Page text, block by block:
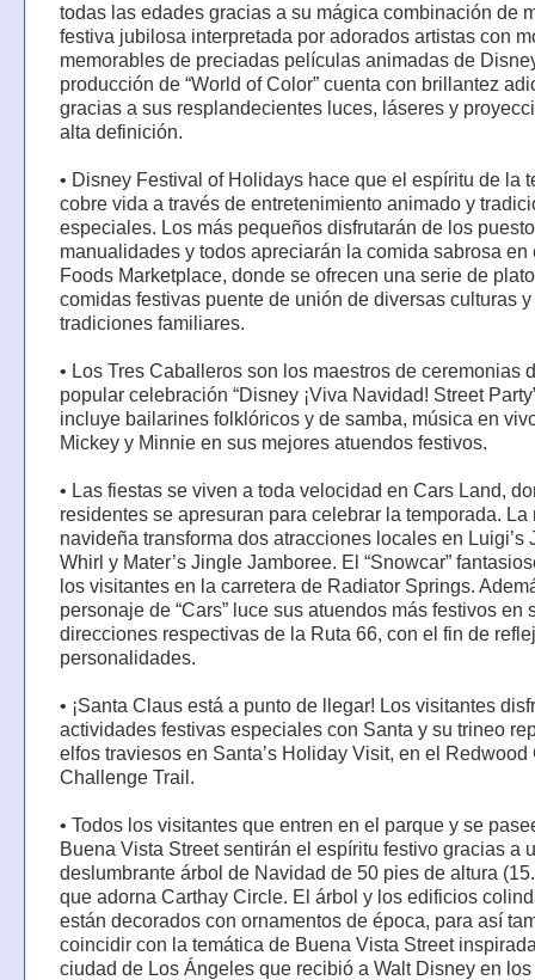
todas las edades gracias a su mágica combinación de
festiva jubilosa interpretada por adorados artistas con
memorables de preciadas películas animadas de
producción de “World of Color” cuenta con brillantez
gracias a sus resplandecientes luces, láseres y
alta definición.
• Disney Festival of Holidays hace que el espíritu de la
cobre vida a través de entretenimiento animado y
especiales. Los más pequeños disfrutarán de los
manualidades y todos apreciarán la comida sabrosa en
Foods Marketplace, donde se ofrecen una serie de
comidas festivas puente de unión de diversas culturas y
tradiciones familiares.
• Los Tres Caballeros son los maestros de ceremonias
popular celebración “Disney ¡Viva Navidad! Street
incluye bailarines folklóricos y de samba, música en
Mickey y Minnie en sus mejores atuendos festivos.
• Las fiestas se viven a toda velocidad en Cars Land,
residentes se apresuran para celebrar la temporada. La
navideña transforma dos atracciones locales en Luigi’s
Whirl y Mater’s Jingle Jamboree. El “Snowcar”
los visitantes en la carretera de Radiator Springs.
personaje de “Cars” luce sus atuendos más festivos en
direcciones respectivas de la Ruta 66, con el fin de
personalidades.
• ¡Santa Claus está a punto de llegar! Los visitantes
actividades festivas especiales con Santa y su trineo
elfos traviesos en Santa’s Holiday Visit, en el Redwood
Challenge Trail.
• Todos los visitantes que entren en el parque y se
Buena Vista Street sentirán el espíritu festivo gracias a
deslumbrante árbol de Navidad de 50 pies de altura
que adorna Carthay Circle. El árbol y los edificios
están decorados con ornamentos de época, para así
coincidir con la temática de Buena Vista Street
ciudad de Los Ángeles que recibió a Walt Disney en